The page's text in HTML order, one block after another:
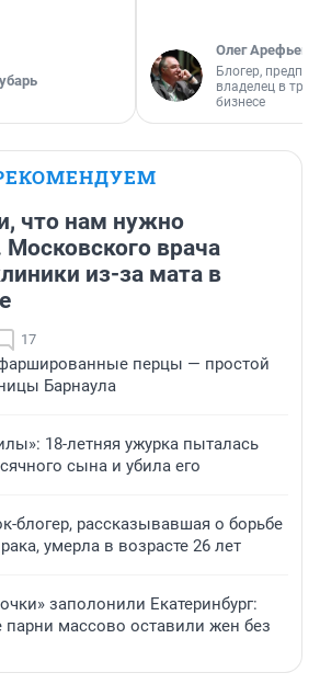
Олег Арефьев
Блогер,
владелец в
бизнесе
что нам нужно
Московского врача
из-за мата в
17
перцы — простой
Барнаула
18-летняя ужурка пыталась
сына и убила его
блогер, рассказывавшая о борьбе
умерла в возрасте 26 лет
заполонили Екатеринбург:
парни массово оставили жен без